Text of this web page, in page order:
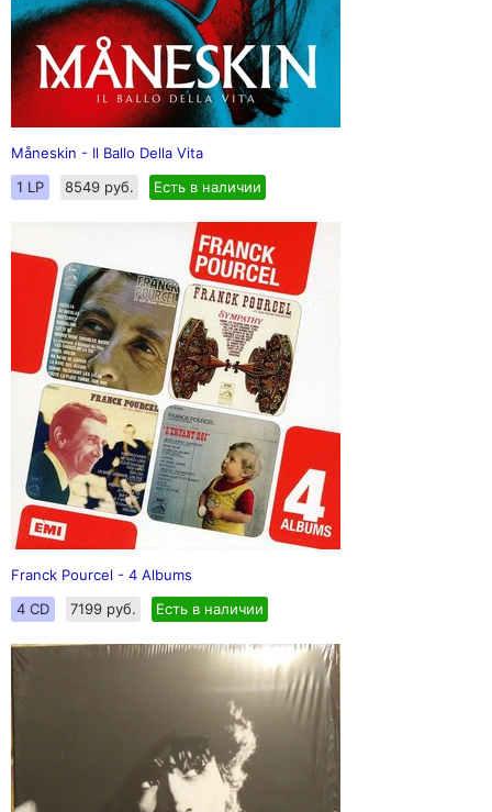
Måneskin - Il Ballo Della Vita
1 LP
8549 руб. Есть в наличии
Franck Pourcel - 4 Albums
4 CD
7199 руб. Есть в наличии